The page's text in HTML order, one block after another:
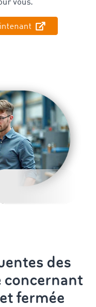
vous.
des
concernant
fermée